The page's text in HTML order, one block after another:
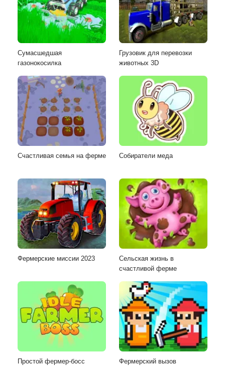
Сумасшедшая
газонокосилка
Грузовик для перевозки
животных 3D
Счастливая семья на ферме Собиратели меда
Фермерские миссии 2023
Сельская жизнь в
счастливой ферме
Простой фермер-босс Фермерский вызов